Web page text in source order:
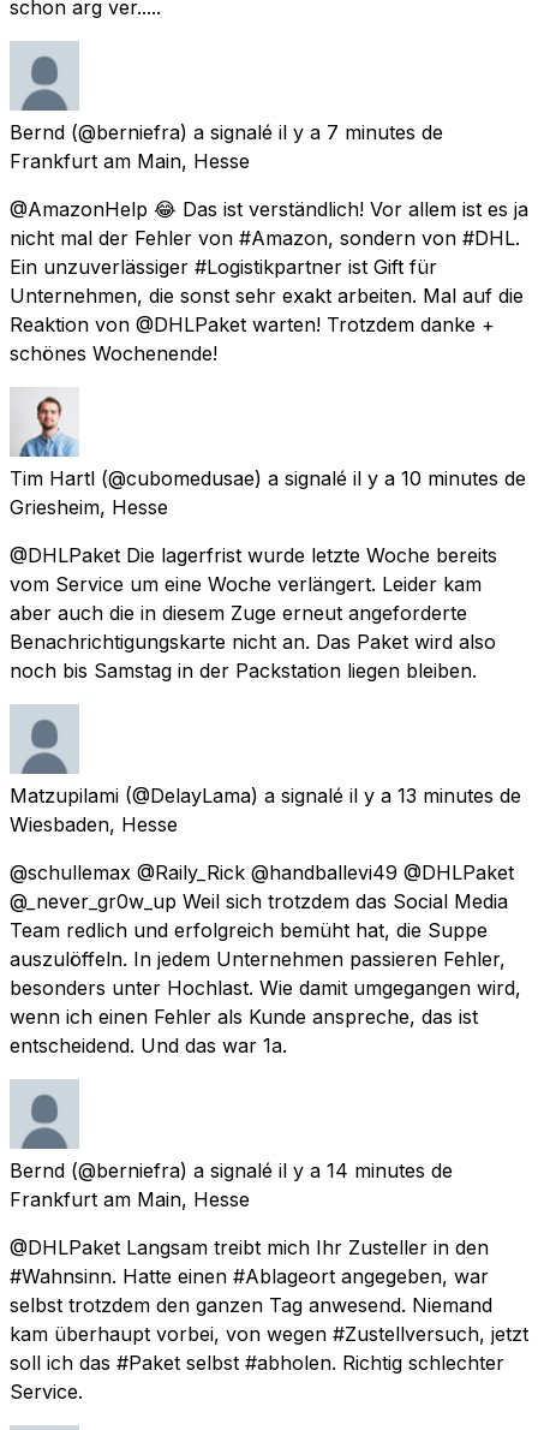
schon arg ver.....
Bernd (@berniefra) a signalé il y a 7 minutes de
Frankfurt am Main, Hesse
@AmazonHelp 😂 Das ist verständlich! Vor allem ist es ja
nicht mal der Fehler von #Amazon, sondern von #DHL.
Ein unzuverlässiger #Logistikpartner ist Gift für
Unternehmen, die sonst sehr exakt arbeiten. Mal auf die
Reaktion von @DHLPaket warten! Trotzdem danke +
schönes Wochenende!
Tim Hartl (@cubomedusae) a signalé il y a 10 minutes de
Griesheim, Hesse
@DHLPaket Die lagerfrist wurde letzte Woche bereits
vom Service um eine Woche verlängert. Leider kam
aber auch die in diesem Zuge erneut angeforderte
Benachrichtigungskarte nicht an. Das Paket wird also
noch bis Samstag in der Packstation liegen bleiben.
Matzupilami (@DelayLama) a signalé il y a 13 minutes de
Wiesbaden, Hesse
@schullemax @Raily_Rick @handballevi49 @DHLPaket
@_never_gr0w_up Weil sich trotzdem das Social Media
Team redlich und erfolgreich bemüht hat, die Suppe
auszulöffeln. In jedem Unternehmen passieren Fehler,
besonders unter Hochlast. Wie damit umgegangen wird,
wenn ich einen Fehler als Kunde anspreche, das ist
entscheidend. Und das war 1a.
Bernd (@berniefra) a signalé il y a 14 minutes de
Frankfurt am Main, Hesse
@DHLPaket Langsam treibt mich Ihr Zusteller in den
#Wahnsinn. Hatte einen #Ablageort angegeben, war
selbst trotzdem den ganzen Tag anwesend. Niemand
kam überhaupt vorbei, von wegen #Zustellversuch, jetzt
soll ich das #Paket selbst #abholen. Richtig schlechter
Service.